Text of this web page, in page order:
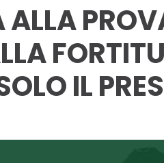
ALLA
IL